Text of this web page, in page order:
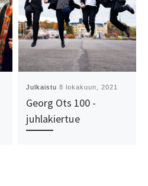
Julkaistu8 lokakuun, 2021
Georg Ots 100 -
juhlakiertue